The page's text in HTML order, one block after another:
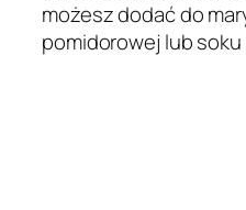
możesz dodać do
pomidorowej lub